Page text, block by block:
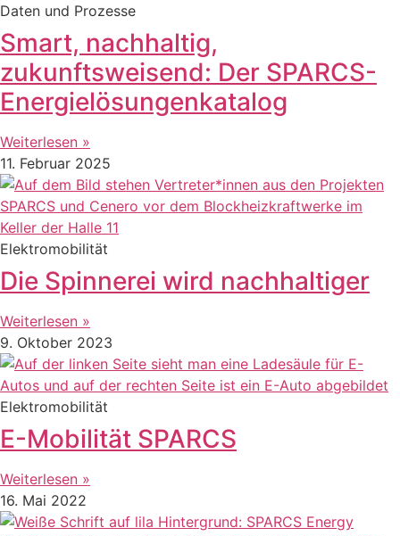
Daten und Prozesse
Smart, nachhaltig,
zukunftsweisend: Der SPARCS-
Energielösungenkatalog
Weiterlesen »
11. Februar 2025
Elektromobilität
Die Spinnerei wird nachhaltiger
Weiterlesen »
9. Oktober 2023
Elektromobilität
E-Mobilität SPARCS
Weiterlesen »
16. Mai 2022